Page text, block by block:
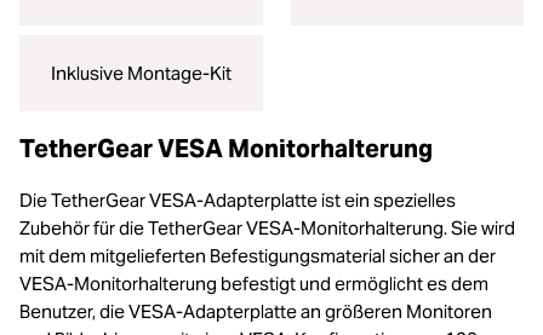
Inklusive Montage-Kit
TetherGear VESA Monitorhalterung
Die TetherGear VESA-Adapterplatte ist ein spezielles
Zubehör für die TetherGear VESA-Monitorhalterung. Sie wird
mit dem mitgelieferten Befestigungsmaterial sicher an der
VESA-Monitorhalterung befestigt und ermöglicht es dem
Benutzer, die VESA-Adapterplatte an größeren Monitoren